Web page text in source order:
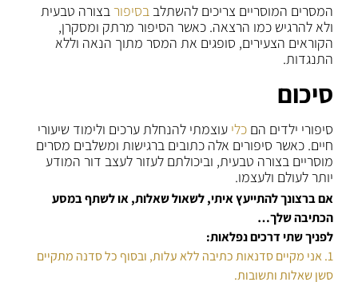
המסרים המוסריים צריכים להשתלבבסיפורבצורה טבעית
ולא להרגיש כמו הרצאה. כאשר הסיפור מרתק ומסקרן,
הקוראים הצעירים, סופגים את המסר מתוך הנאה וללא
התנגדות.
סיכום
סיפורי ילדים הםכלי עוצמתי להנחלת ערכים ולימוד שיעורי
חיים. כאשר סיפורים אלה כתובים ברגישות ומשלבים מסרים
מוסריים בצורה טבעית, וביכולתם לעזור לעצב דור המודע
יותר לעולם ולעצמו.
אם ברצונך להתייעץ איתי, לשאול שאלות, או לשתף במסע
הכתיבה שלך…
לפניך שתי דרכים נפלאות:
1. אני מקיים סדנאות כתיבה ללא עלות, ובסוף כל סדנה מתקיים
סשן שאלות ותשובות.